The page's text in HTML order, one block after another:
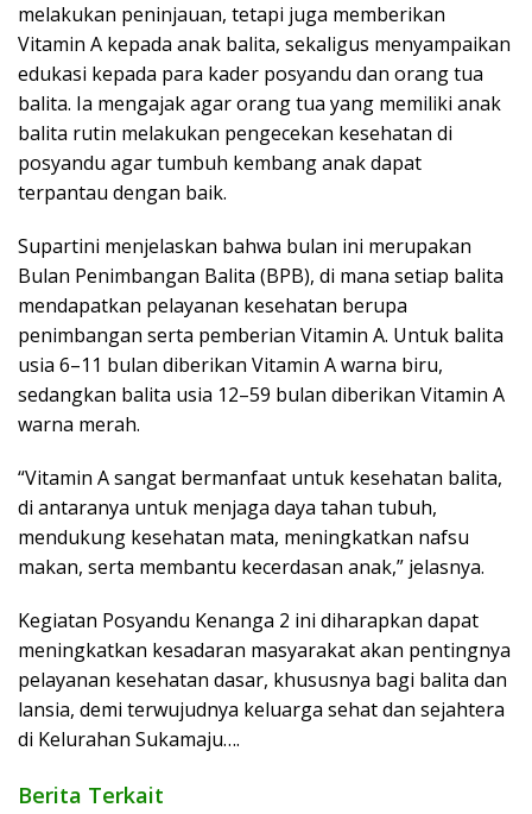
melakukan peninjauan, tetapi juga memberikan
Vitamin A kepada anak balita, sekaligus menyampaikan
edukasi kepada para kader posyandu dan orang tua
balita. Ia mengajak agar orang tua yang memiliki anak
balita rutin melakukan pengecekan kesehatan di
posyandu agar tumbuh kembang anak dapat
terpantau dengan baik.
Supartini menjelaskan bahwa bulan ini merupakan
Bulan Penimbangan Balita (BPB), di mana setiap balita
mendapatkan pelayanan kesehatan berupa
penimbangan serta pemberian Vitamin A. Untuk balita
usia 6–11 bulan diberikan Vitamin A warna biru,
sedangkan balita usia 12–59 bulan diberikan Vitamin A
warna merah.
“Vitamin A sangat bermanfaat untuk kesehatan balita,
di antaranya untuk menjaga daya tahan tubuh,
mendukung kesehatan mata, meningkatkan nafsu
makan, serta membantu kecerdasan anak,” jelasnya.
Kegiatan Posyandu Kenanga 2 ini diharapkan dapat
meningkatkan kesadaran masyarakat akan pentingnya
pelayanan kesehatan dasar, khususnya bagi balita dan
lansia, demi terwujudnya keluarga sehat dan sejahtera
di Kelurahan Sukamaju….
Berita Terkait